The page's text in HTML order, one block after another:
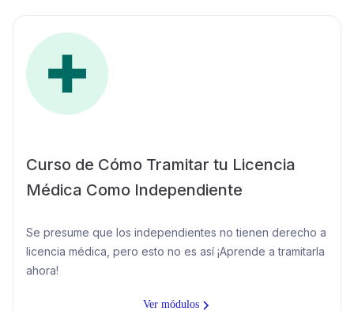
Curso de Cómo Tramitar tu Licencia
Médica Como Independiente
Se presume que los independientes no tienen derecho a
licencia médica, pero esto no es así ¡Aprende a tramitarla
ahora!
Ver módulos